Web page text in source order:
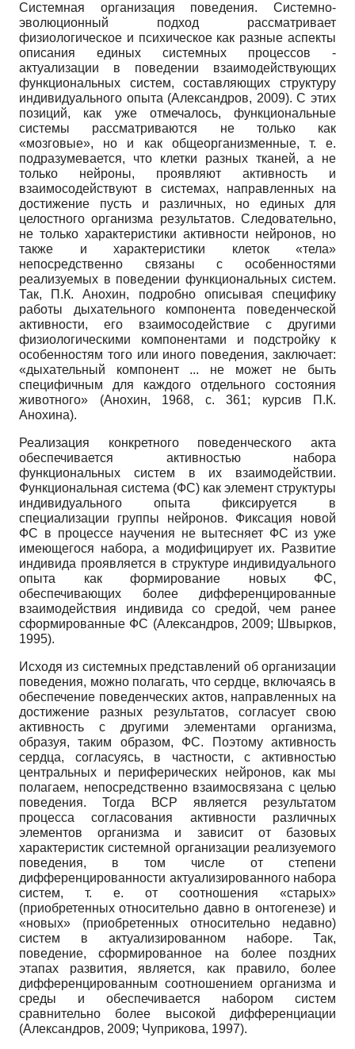
Системная организация поведения. Системно-
эволюционный подход рассматривает
физиологическое и психическое как разные аспекты
описания единых системных процессов -
актуализации в поведении взаимодействующих
функциональных систем, составляющих структуру
индивидуального опыта (Александров, 2009). С этих
позиций, как уже отмечалось, функциональные
системы рассматриваются не только как
«мозговые», но и как общеорганизменные, т. е.
подразумевается, что клетки разных тканей, а не
только нейроны, проявляют активность и
взаимосодействуют в системах, направленных на
достижение пусть и различных, но единых для
целостного организма результатов. Следовательно,
не только характеристики активности нейронов, но
также и характеристики клеток «тела»
непосредственно связаны с особенностями
реализуемых в поведении функциональных систем.
Так, П.К. Анохин, подробно описывая специфику
работы дыхательного компонента поведенческой
активности, его взаимосодействие с другими
физиологическими компонентами и подстройку к
особенностям того или иного поведения, заключает:
«дыхательный компонент ... не может не быть
специфичным для каждого отдельного состояния
животного» (Анохин, 1968, с. 361; курсив П.К.
Анохина).
Реализация конкретного поведенческого акта
обеспечивается активностью набора
функциональных систем в их взаимодействии.
Функциональная система (ФС) как элемент структуры
индивидуального опыта фиксируется в
специализации группы нейронов. Фиксация новой
ФС в процессе научения не вытесняет ФС из уже
имеющегося набора, а модифицирует их. Развитие
индивида проявляется в структуре индивидуального
опыта как формирование новых ФС,
обеспечивающих более дифференцированные
взаимодействия индивида со средой, чем ранее
сформированные ФС (Александров, 2009; Швырков,
1995).
Исходя из системных представлений об организации
поведения, можно полагать, что сердце, включаясь в
обеспечение поведенческих актов, направленных на
достижение разных результатов, согласует свою
активность с другими элементами организма,
образуя, таким образом, ФС. Поэтому активность
сердца, согласуясь, в частности, с активностью
центральных и периферических нейронов, как мы
полагаем, непосредственно взаимосвязана с целью
поведения. Тогда ВСР является результатом
процесса согласования активности различных
элементов организма и зависит от базовых
характеристик системной организации реализуемого
поведения, в том числе от степени
дифференцированности актуализированного набора
систем, т. е. от соотношения «старых»
(приобретенных относительно давно в онтогенезе) и
«новых» (приобретенных относительно недавно)
систем в актуализированном наборе. Так,
поведение, сформированное на более поздних
этапах развития, является, как правило, более
дифференцированным соотношением организма и
среды и обеспечивается набором систем
сравнительно более высокой дифференциации
(Александров, 2009; Чуприкова, 1997).